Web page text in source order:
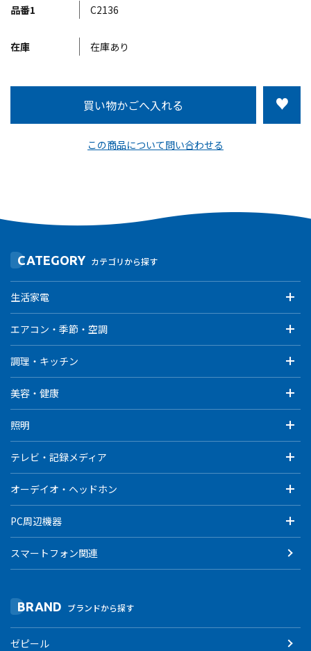
品番1 C2136
在庫 在庫あり
この商品について問い合わせる
CATEGORY カテゴリから探す
生活家電
エアコン・季節・空調
調理・キッチン
美容・健康
照明
テレビ・記録メディア
オーデイオ・ヘッドホン
PC周辺機器
スマートフォン関連
BRAND ブランドから探す
ゼピール